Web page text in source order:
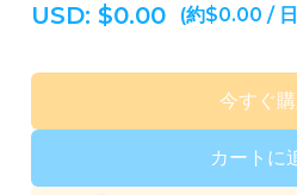
USD: $0.00 (約$0.00 /
カートに
今すぐ購